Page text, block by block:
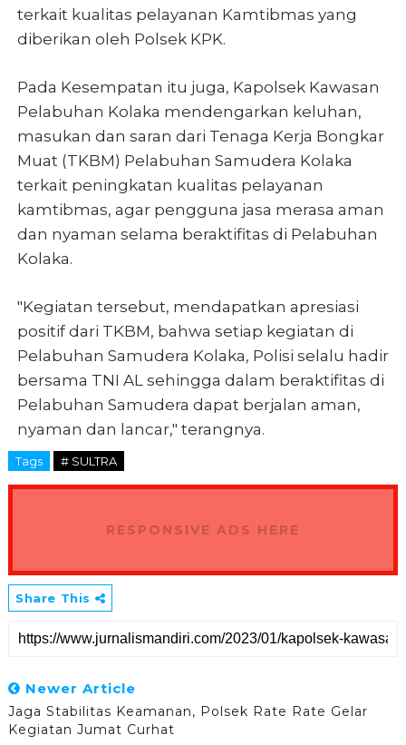
terkait kualitas pelayanan Kamtibmas yang
diberikan oleh Polsek KPK.
Pada Kesempatan itu juga, Kapolsek Kawasan
Pelabuhan Kolaka mendengarkan keluhan,
masukan dan saran dari Tenaga Kerja Bongkar
Muat (TKBM) Pelabuhan Samudera Kolaka
terkait peningkatan kualitas pelayanan
kamtibmas, agar pengguna jasa merasa aman
dan nyaman selama beraktifitas di Pelabuhan
Kolaka.
"Kegiatan tersebut, mendapatkan apresiasi
positif dari TKBM, bahwa setiap kegiatan di
Pelabuhan Samudera Kolaka, Polisi selalu hadir
bersama TNI AL sehingga dalam beraktifitas di
Pelabuhan Samudera dapat berjalan aman,
nyaman dan lancar," terangnya.
Tags # SULTRA
RESPONSIVE ADS HERE
Share This
Newer Article
Jaga Stabilitas Keamanan, Polsek Rate Rate Gelar
Kegiatan Jumat Curhat